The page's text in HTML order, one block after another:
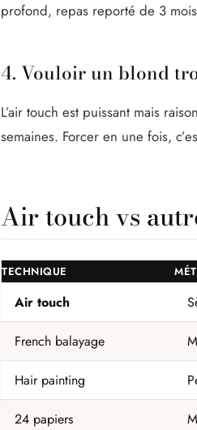
profond, repas reporté de 3
4. Vouloir un blond
L’air touch est puissant mais
semaines. Forcer en une fois,
Air touch vs
TECHNIQUE
Air touch
French balayage
Hair painting
24 papiers